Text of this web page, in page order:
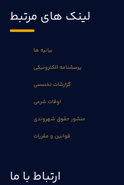
لینک های مرتبط
بیانیه ها
پرسشنامه الکترونیکی
گزارشات تخصصی
اوقات شرعی
منشور حقوق شهروندی
قوانین و مقررات
ارتباط با ما